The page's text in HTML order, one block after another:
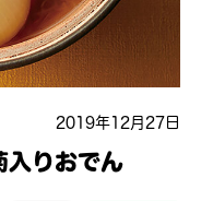
2019年12月27日
入りおでん